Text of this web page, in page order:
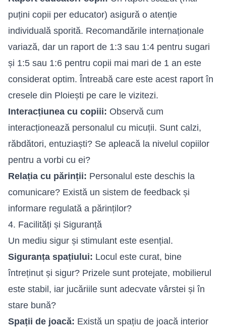
puțini copii per educator) asigură o atenție
individuală sporită. Recomandările internaționale
variază, dar un raport de 1:3 sau 1:4 pentru sugari
și 1:5 sau 1:6 pentru copii mai mari de 1 an este
considerat optim. Întreabă care este acest raport în
cresele din Ploiești pe care le vizitezi.
Interacțiunea cu copiii: Observă cum
interacționează personalul cu micuții. Sunt calzi,
răbdători, entuziaști? Se apleacă la nivelul copiilor
pentru a vorbi cu ei?
Relația cu părinții: Personalul este deschis la
comunicare? Există un sistem de feedback și
informare regulată a părinților?
4. Facilități și Siguranță
Un mediu sigur și stimulant este esențial.
Siguranța spațiului: Locul este curat, bine
întreținut și sigur? Prizele sunt protejate, mobilierul
este stabil, iar jucăriile sunt adecvate vârstei și în
stare bună?
Spații de joacă: Există un spațiu de joacă interior